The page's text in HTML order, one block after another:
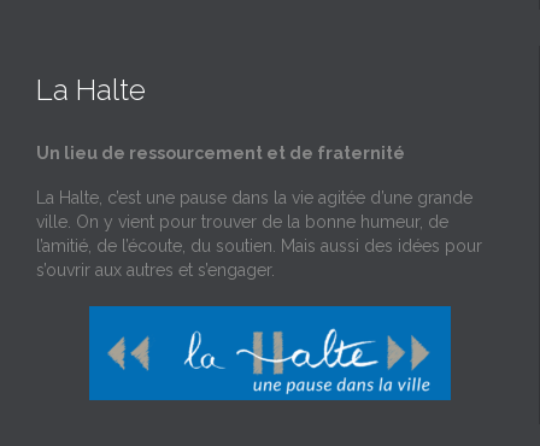
La Halte
Un lieu de ressourcement et de fraternité
La Halte, c’est une pause dans la vie agitée d’une grande
ville. On y vient pour trouver de la bonne humeur, de
l’amitié, de l’écoute, du soutien. Mais aussi des idées pour
s’ouvrir aux autres et s’engager.